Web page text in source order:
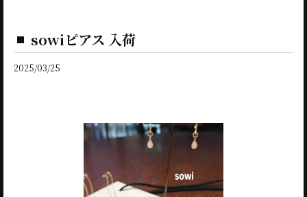
sowiピアス 入荷
2025/03/25